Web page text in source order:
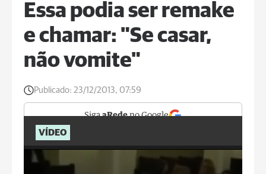
Essa podia ser remake
e chamar: "Se casar,
não vomite"
Publicado: 23/12/2013, 07:59
SigaaRedeno Google
VÍDEO